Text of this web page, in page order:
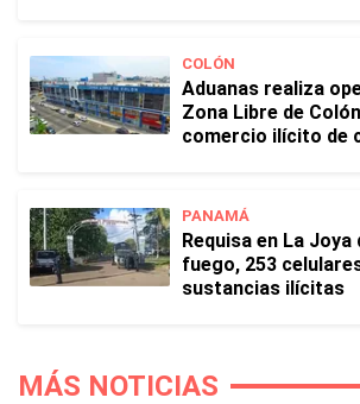
COLÓN
Aduanas realiza
Zona Libre de
comercio ilícito de
PANAMÁ
Requisa en La
fuego, 253
sustancias ilícitas
MÁS NOTICIAS